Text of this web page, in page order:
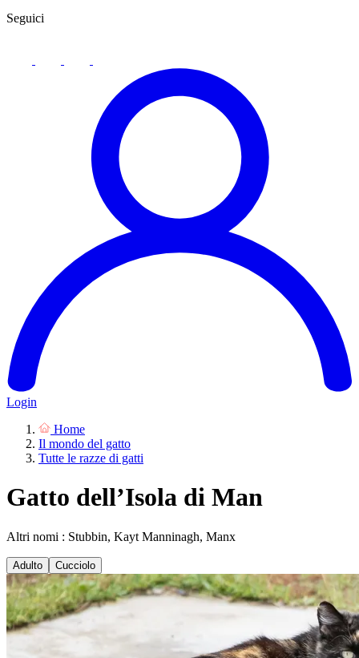
Seguici
Login
Home
Il mondo del gatto
Tutte le razze di gatti
Gatto dell’Isola di Man
Altri nomi : Stubbin, Kayt Manninagh, Manx
Adulto Cucciolo